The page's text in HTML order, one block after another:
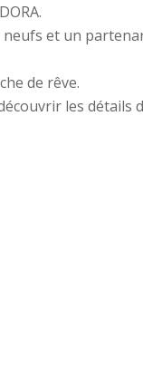
et un
de rêve.
les détails